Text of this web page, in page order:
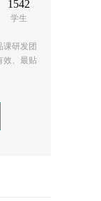
1542
学生
课研发团
效、最贴
英语